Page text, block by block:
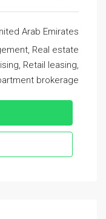
Arab Emirates
Real estate
Retail leasing,
brokerage